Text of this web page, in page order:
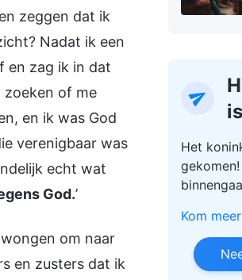
zeggen dat ik
Nadat ik een
en zag ik in dat
zoeken of me
en ik was God
verenigbaar was
echt wat
God.’
om naar
en zusters dat ik
Het
Kom